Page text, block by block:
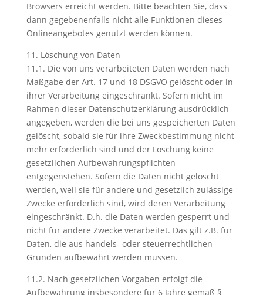
Browsers erreicht werden. Bitte beachten Sie, dass
dann gegebenenfalls nicht alle Funktionen dieses
Onlineangebotes genutzt werden können.
11. Löschung von Daten
11.1. Die von uns verarbeiteten Daten werden nach
Maßgabe der Art. 17 und 18 DSGVO gelöscht oder in
ihrer Verarbeitung eingeschränkt. Sofern nicht im
Rahmen dieser Datenschutzerklärung ausdrücklich
angegeben, werden die bei uns gespeicherten Daten
gelöscht, sobald sie für ihre Zweckbestimmung nicht
mehr erforderlich sind und der Löschung keine
gesetzlichen Aufbewahrungspflichten
entgegenstehen. Sofern die Daten nicht gelöscht
werden, weil sie für andere und gesetzlich zulässige
Zwecke erforderlich sind, wird deren Verarbeitung
eingeschränkt. D.h. die Daten werden gesperrt und
nicht für andere Zwecke verarbeitet. Das gilt z.B. für
Daten, die aus handels- oder steuerrechtlichen
Gründen aufbewahrt werden müssen.
11.2. Nach gesetzlichen Vorgaben erfolgt die
Aufbewahrung insbesondere für 6 Jahre gemäß §